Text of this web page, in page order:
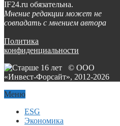
IF24.ru обязательна.
Мнение редакции может не
совпадать с мнением автора
Политика
конфиденциальности
© ООО
«Инвест-Форсайт», 2012-2026
Меню
ESG
Экономика